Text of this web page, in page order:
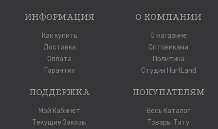
ИНФОРМАЦИЯ
Как купить
Доставка
Оплата
Гарантия
О КОМПАНИИ
О магазине
Оптовиками
Политика
Студия HurtLand
ПОДДЕРЖКА
Мой Кабинет
Текущие Заказы
ПОКУПАТЕЛЯМ
Весь Каталог
Товары Тату